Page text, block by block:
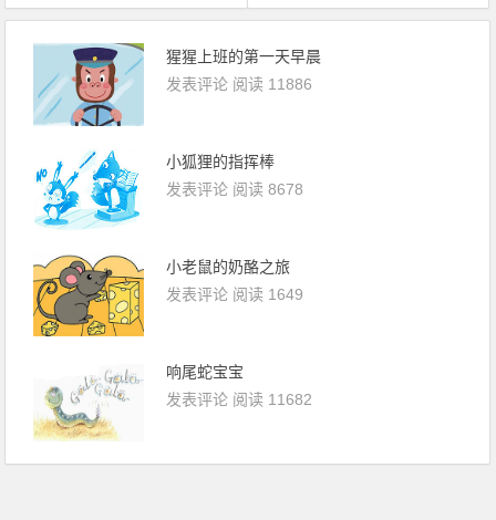
猩猩上班的第一天早晨
发表评论 阅读 11886
小狐狸的指挥棒
发表评论 阅读 8678
小老鼠的奶酪之旅
发表评论 阅读 1649
响尾蛇宝宝
发表评论 阅读 11682